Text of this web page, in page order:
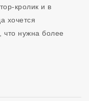
кролик и в
хочется
что нужна более